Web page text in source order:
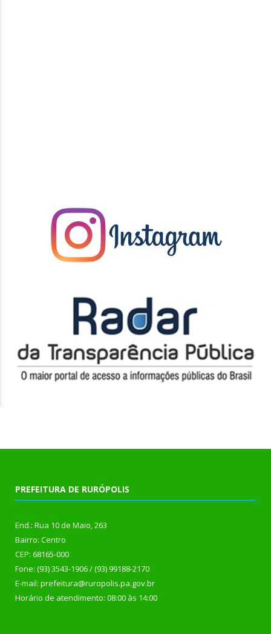
PREFEITURA DE RURÓPOLIS
End.: Rua 10 de Maio, 263
Bairro: Centro
CEP: 68165-000
Fone: (93) 3543-1906 / (93) 99188-2170
E-mail: prefeitura@ruropolis.pa.gov.br
Horário de atendimento: 08:00 às 14:00